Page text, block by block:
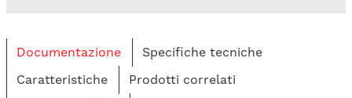
Documentazione
Specifiche tecniche
Caratteristiche
Prodotti correlati